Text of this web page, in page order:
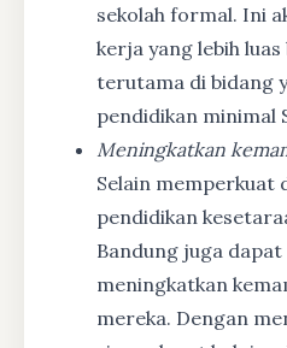
sekolah formal. Ini
kerja yang lebih
terutama di bidang
pendidikan minimal
Meningkatkan
Selain memperkuat
pendidikan
Bandung juga
meningkatkan
mereka. Dengan